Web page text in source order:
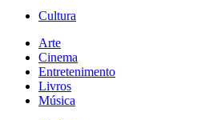
Cultura
Arte
Cinema
Entretenimento
Livros
Música